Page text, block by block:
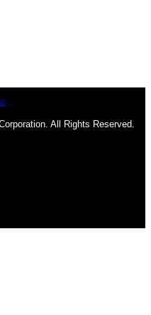
All Rights Reserved.